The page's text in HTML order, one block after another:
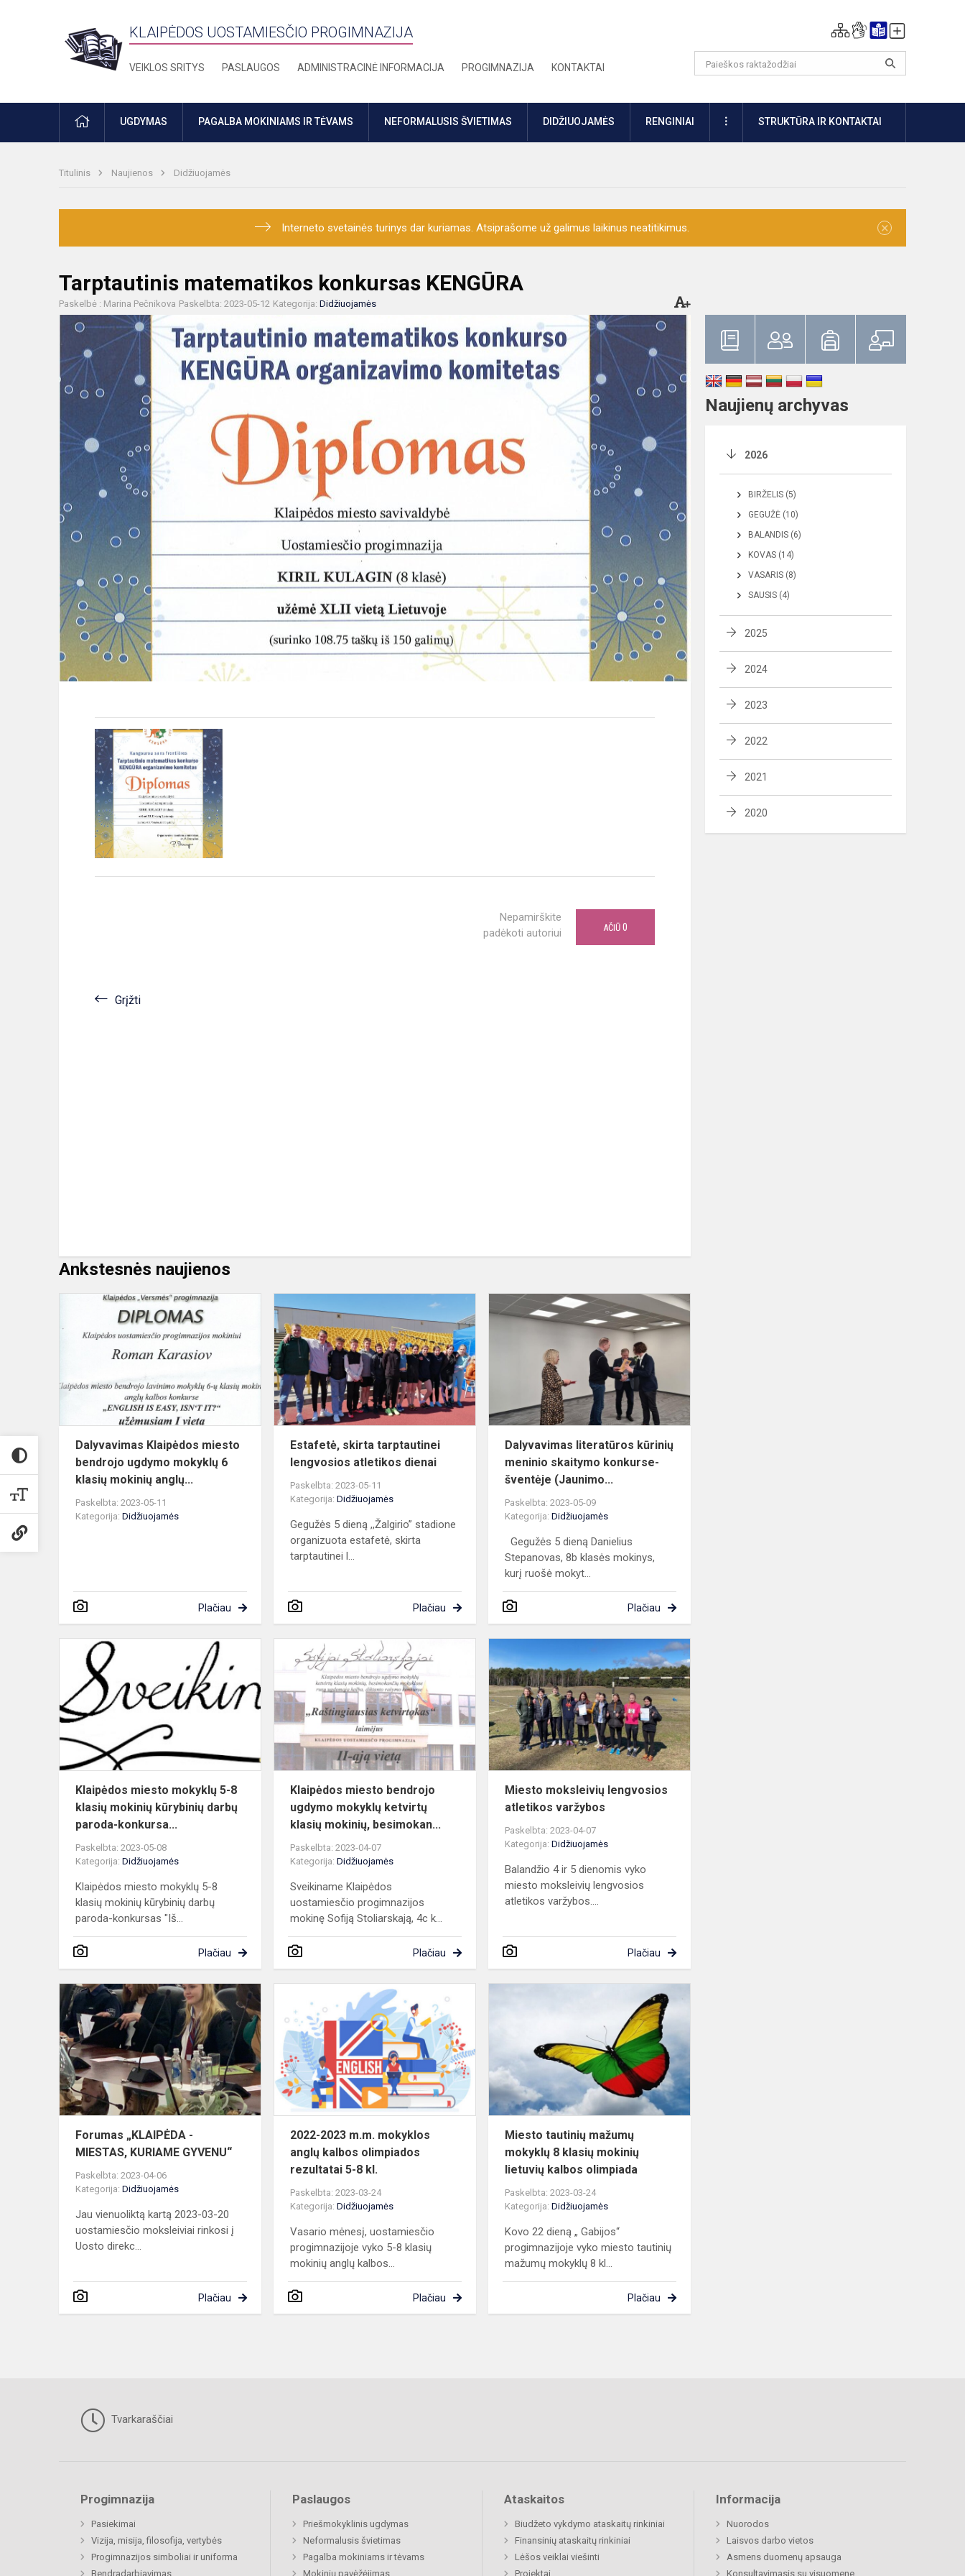
KLAIPĖDOS UOSTAMIESČIO PROGIMNAZIJA
VEIKLOS SRITYS PASLAUGOS ADMINISTRACINĖ INFORMACIJA PROGIMNAZIJA KONTAKTAI
PRADŽIAUGDYMAS PAGALBA MOKINIAMS IR TĖVAMS NEFORMALUSIS ŠVIETIMAS DIDŽIUOJAMĖS RENGINIAI DAUGIAUSTRUKTŪRA IR KONTAKTAI
Titulinis Naujienos Didžiuojamės
Interneto svetainės turinys dar kuriamas. Atsiprašome už galimus laikinus neatitikimus. ×
Tarptautinis matematikos konkursas KENGŪRA
Paskelbė : Marina Pečnikova Paskelbta: 2023-05-12 Kategorija: Didžiuojamės
Nepamirškite
padėkoti autoriui
AČIŪ 0
Grįžti
Ankstesnės naujienos
Klaipėdos
miesto
bendrojo
ugdymo
mokyklų
klas...
Dalyvavimas Klaipėdos miesto
bendrojo ugdymo mokyklų 6
klasių mokinių anglų...
Paskelbta: 2023-05-11
Kategorija: Didžiuojamės
Plačiau
Estafetė,
skirta
tarptautinei
lengvosios
atletikos
dienai
Estafetė, skirta tarptautinei
lengvosios atletikos dienai
Paskelbta: 2023-05-11
Kategorija:Didžiuojamės
Gegužės 5 dieną ,,Žalgirio” stadione
organizuota estafetė, skirta
tarptautinei l...
Plačiau
Dalyvavimas
kūrinių
š...
Dalyvavimas literatūros kūrinių
meninio skaitymo konkurse-
šventėje (Jaunimo...
Paskelbta: 2023-05-09
Kategorija:Didžiuojamės
Gegužės 5 dieną Danielius
Stepanovas, 8b klasės mokinys,
kurį ruošė mokyt...
Plačiau
miesto
5-
kūrybinių
darbų...
Klaipėdos miesto mokyklų 5-8
klasių mokinių kūrybinių darbų
paroda-konkursa...
Paskelbta: 2023-05-08
Kategorija: Didžiuojamės
Klaipėdos miesto mokyklų 5-8
klasių mokinių kūrybinių darbų
paroda-konkursas "Iš...
Plačiau
Klaipėdos
miesto
bendrojo
ugdymo
mokyklų
ketvirtų
klasių
mo...
Klaipėdos miesto bendrojo
ugdymo mokyklų ketvirtų
klasių mokinių, besimokan...
Paskelbta: 2023-04-07
Kategorija:Didžiuojamės
Sveikiname Klaipėdos
uostamiesčio progimnazijos
mokinę Sofiją Stoliarskają, 4c k...
Plačiau
Miesto
moksleivių
lengvosios
atletikos
varžybos
Miesto moksleivių lengvosios
atletikos varžybos
Paskelbta: 2023-04-07
Kategorija:Didžiuojamės
Balandžio 4 ir 5 dienomis vyko
miesto moksleivių lengvosios
atletikos varžybos....
Plačiau
Forumas
„KLAIPĖDA
-
MIESTAS,
KURIAME
GYVENU“
Forumas „KLAIPĖDA -
MIESTAS, KURIAME GYVENU“
Paskelbta: 2023-04-06
Kategorija: Didžiuojamės
Jau vienuoliktą kartą 2023-03-20
uostamiesčio moksleiviai rinkosi į
Uosto direkc...
Plačiau
kalbos
olimpiados
rezultatai...
2022-2023 m.m. mokyklos
anglų kalbos olimpiados
rezultatai 5-8 kl.
Paskelbta: 2023-03-24
Kategorija:Didžiuojamės
Vasario mėnesį, uostamiesčio
progimnazijoje vyko 5-8 klasių
mokinių anglų kalbos...
Plačiau
klasių
mokinių
lietuvių
Miesto tautinių mažumų
mokyklų 8 klasių mokinių
lietuvių kalbos olimpiada
Paskelbta: 2023-03-24
Kategorija:Didžiuojamės
Kovo 22 dieną „ Gabijos“
progimnazijoje vyko miesto tautinių
mažumų mokyklų 8 kl...
Plačiau
Naujienų archyvas
2026
BIRŽELIS (5)
GEGUŽĖ (10)
BALANDIS (6)
KOVAS (14)
VASARIS (8)
SAUSIS (4)
2025
2024
2023
2022
2021
2020
Tvarkaraščiai
Progimnazija
Pasiekimai
Vizija, misija, filosofija, vertybės
Progimnazijos simboliai ir uniforma
Bendradarbiavimas
Paslaugos
Priešmokyklinis ugdymas
Neformalusis švietimas
Pagalba mokiniams ir tėvams
Mokinių pavėžėjimas
Ataskaitos
Biudžeto vykdymo ataskaitų rinkiniai
Finansinių ataskaitų rinkiniai
Lėšos veiklai viešinti
Projektai
Informacija
Nuorodos
Laisvos darbo vietos
Asmens duomenų apsauga
Konsultavimasis su visuomene